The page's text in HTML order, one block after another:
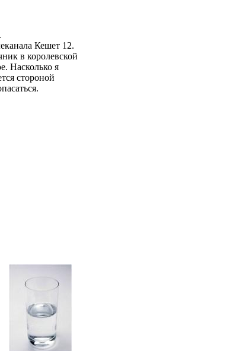
Кешет 12.
в королевской
Насколько я
стороной